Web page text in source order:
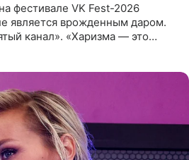
фестивале VK Fest-2026
является врожденным даром.
канал». «Харизма — это